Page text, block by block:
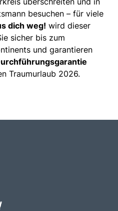
besuchen – für viele
dich weg! wird dieser
sicher bis zum
und garantieren
Traumurlaub 2026.